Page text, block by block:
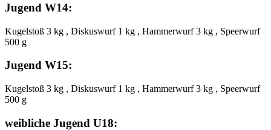
Jugend W14:
Kugelstoß 3 kg , Diskuswurf 1 kg , Hammerwurf 3 kg , Speerwurf
500 g
Jugend W15:
Kugelstoß 3 kg , Diskuswurf 1 kg , Hammerwurf 3 kg , Speerwurf
500 g
weibliche Jugend U18: